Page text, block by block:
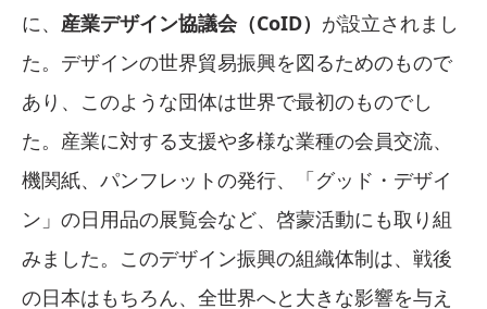
に、 産業デザイン協議会（CoID） が設立されまし
た。デザインの世界貿易振興を図るためのもので
あり、このような団体は世界で最初のものでし
た。産業に対する支援や多様な業種の会員交流、
機関紙、パンフレットの発行、「グッド・デザイ
ン」の日用品の展覧会など、啓蒙活動にも取り組
みました。このデザイン振興の組織体制は、戦後
の日本はもちろん、全世界へと大きな影響を与え